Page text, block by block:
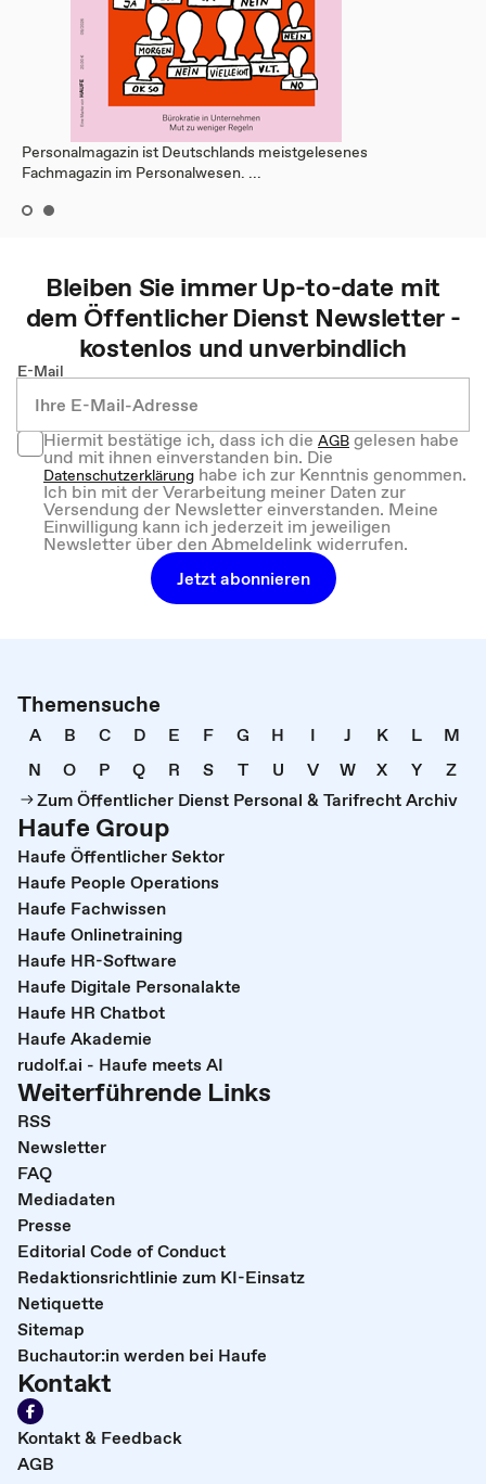
Personalmagazin ist Deutschlands meistgelesenes
Fachmagazin im Personalwesen. ...
Bleiben Sie immer Up-to-date mit
dem Öffentlicher Dienst Newsletter -
kostenlos und unverbindlich
E-Mail
Hiermit bestätige ich, dass ich dieAGBgelesen habe
und mit ihnen einverstanden bin. Die
Datenschutzerklärung habe ich zur Kenntnis genommen.
Ich bin mit der Verarbeitung meiner Daten zur
Versendung der Newsletter einverstanden. Meine
Einwilligung kann ich jederzeit im jeweiligen
Newsletter über den Abmeldelink widerrufen.
Jetzt abonnieren
Themensuche
A B C D E F G H I J K L
M
N
O P Q R S T U V W X Y
Z
Zum Öffentlicher Dienst Personal & Tarifrecht Archiv
Haufe Group
Haufe Öffentlicher Sektor
Haufe People Operations
Haufe Fachwissen
Haufe Onlinetraining
Haufe HR-Software
Haufe Digitale Personalakte
Haufe HR Chatbot
Haufe Akademie
rudolf.ai - Haufe meets AI
Weiterführende Links
RSS
Newsletter
FAQ
Mediadaten
Presse
Editorial Code of Conduct
Redaktionsrichtlinie zum KI-Einsatz
Netiquette
Sitemap
Buchautor:in werden bei Haufe
Kontakt
Kontakt & Feedback
AGB